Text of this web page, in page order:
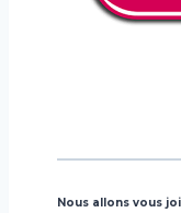
Nous allons vous